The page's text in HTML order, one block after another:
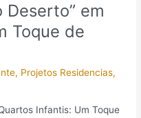
Deserto” em
Toque de
, Projetos Residencias,
Infantis: Um Toque